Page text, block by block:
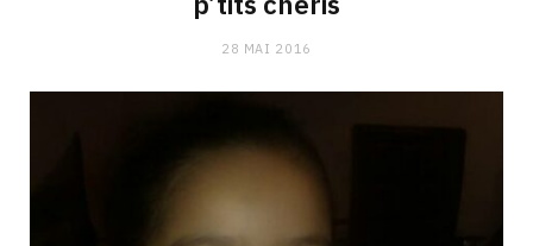
28 MAI 2016